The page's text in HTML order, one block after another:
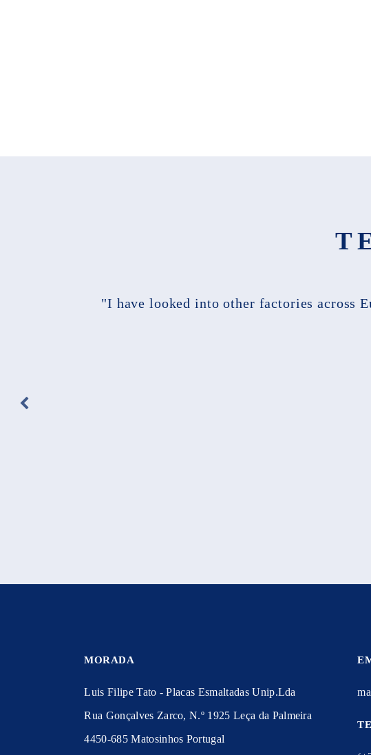
"I have looked into other factories across
MORADA
Luis Filipe Tato - Placas Esmaltadas Unip.Lda
Rua Gonçalves Zarco, N.º 1925 Leça da Palmeira
4450-685 Matosinhos Portugal